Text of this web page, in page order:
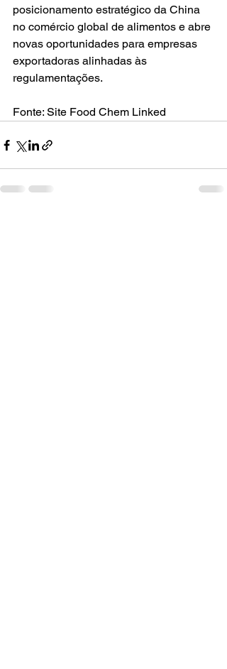
posicionamento estratégico da China
no comércio global de alimentos e abre
novas oportunidades para empresas
exportadoras alinhadas às
regulamentações.
Fonte: Site Food Chem Linked